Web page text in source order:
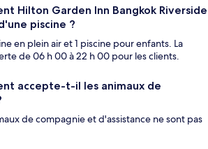
Hilton Garden Inn Bangkok Riverside
piscine ?
en plein air et 1 piscine pour enfants. La
de 06 h 00 à 22 h 00 pour les clients.
accepte-t-il les animaux de
de compagnie et d'assistance ne sont pas